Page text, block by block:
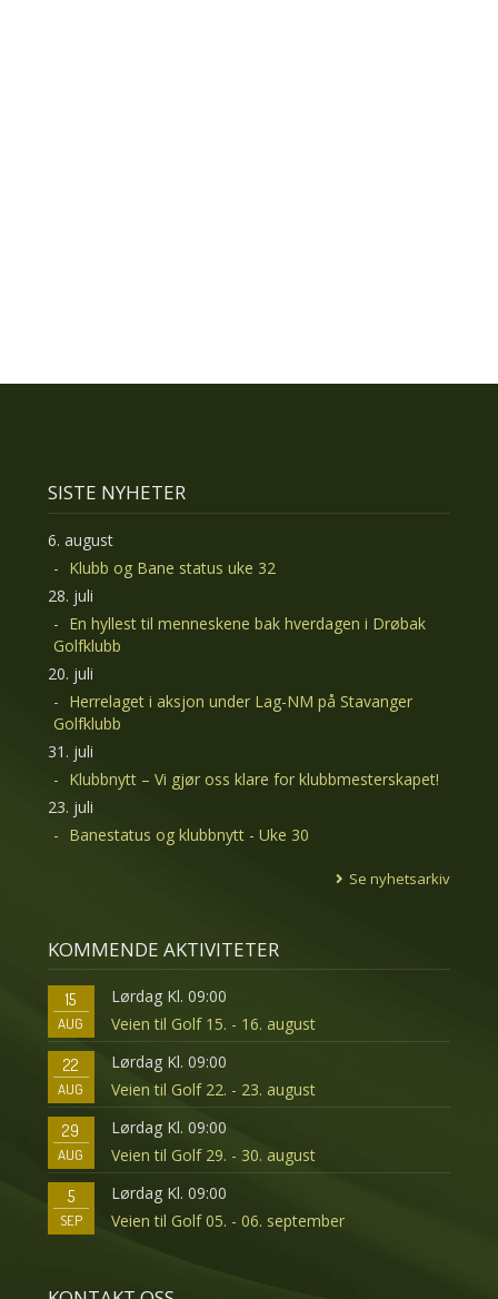
SISTE NYHETER
6. august
Klubb og Bane status uke 32
28. juli
En hyllest til menneskene bak hverdagen i Drøbak
Golfklubb
20. juli
Herrelaget i aksjon under Lag-NM på Stavanger
Golfklubb
31. juli
Klubbnytt – Vi gjør oss klare for klubbmesterskapet!
23. juli
Banestatus og klubbnytt - Uke 30
Se nyhetsarkiv
KOMMENDE AKTIVITETER
15
AUG
Lørdag Kl. 09:00
Veien til Golf 15. - 16. august
22
AUG
Lørdag Kl. 09:00
Veien til Golf 22. - 23. august
29
AUG
Lørdag Kl. 09:00
Veien til Golf 29. - 30. august
5
SEP
Lørdag Kl. 09:00
Veien til Golf 05. - 06. september